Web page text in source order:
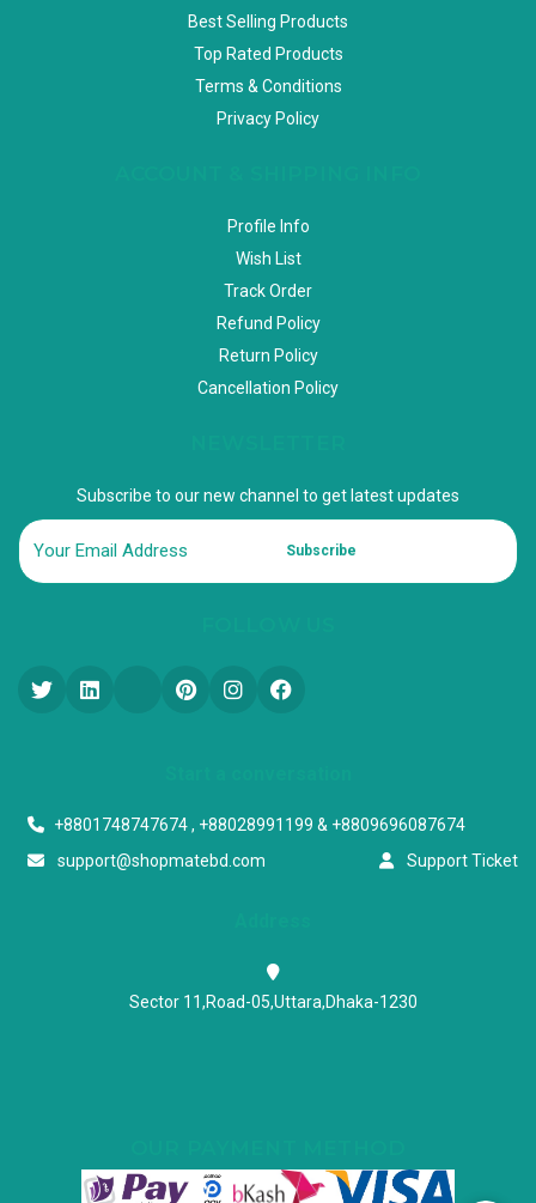
Best Selling Products
Top Rated Products
Terms & Conditions
Privacy Policy
Profile Info
Wish List
Track Order
Refund Policy
Return Policy
Cancellation Policy
Subscribe to our new channel to get latest updates
Subscribe
+8801748747674 , +88028991199 & +8809696087674
support@shopmatebd.com
Support Ticket
Sector 11,Road-05,Uttara,Dhaka-1230